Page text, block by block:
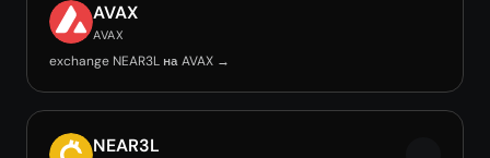
AVAX
AVAX
exchange NEAR3L на AVAX →
NEAR3L